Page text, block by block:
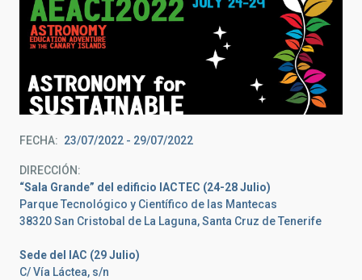
FECHA 23/07/2022 - 29/07/2022
DIRECCIÓN
“Sala Grande” del edificio IACTEC (24-28 Julio)
Parque Tecnológico y Científico de las Mantecas
38320 San Cristobal de La Laguna, Santa Cruz de Tenerife
Sede del IAC (29 Julio)
C/ Vía Láctea, s/n